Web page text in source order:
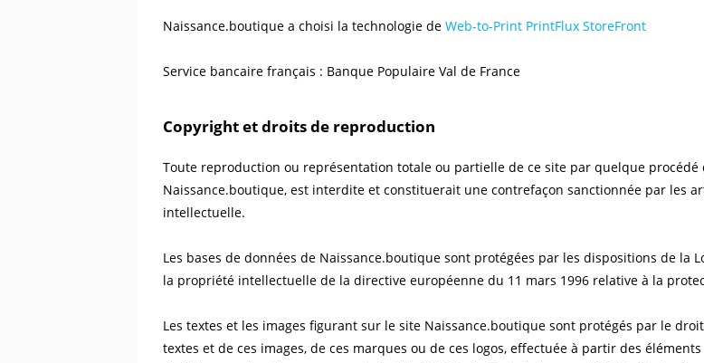
Naissance.boutique a choisi la technologie de Web-to-Print PrintFlux StoreFront
Service bancaire français : Banque Populaire Val de France
Copyright et droits de reproduction
Toute reproduction ou représentation totale ou partielle de ce site par quelque procédé
Naissance.boutique, est interdite et constituerait une contrefaçon sanctionnée par les
intellectuelle.
Les bases de données de Naissance.boutique sont protégées par les dispositions de
la propriété intellectuelle de la directive européenne du 11 mars 1996 relative à la
Les textes et les images figurant sur le site Naissance.boutique sont protégés par le
textes et de ces images, de ces marques ou de ces logos, effectuée à partir des